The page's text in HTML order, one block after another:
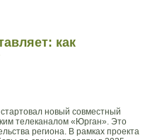
как
новый совместный
телеканалом «Юрган». Это
региона. В рамках проекта